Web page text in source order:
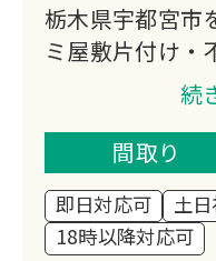
栃木県宇都宮市
ミ屋敷片付け・
ーニングなど
年中無休で営業
依頼にも柔軟
業界最安値を目
に寄り添った丁
す。
続
間取り
即日対応可
土
18時以降対応可